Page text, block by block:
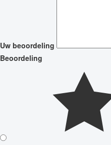
Uw beoordeling
Beoordeling